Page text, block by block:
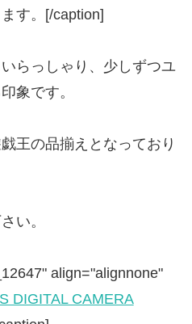
す。[/caption]
らっしゃり、少しずつユ
象です。
王の品揃えとなっており
い。
align="alignnone"